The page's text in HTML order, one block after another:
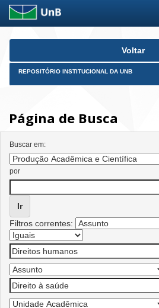
Skip
Voltar
REPOSITÓRIO INSTITUCIONAL DA UNB
Página de Busca
Buscar em:
por
Filtros correntes: